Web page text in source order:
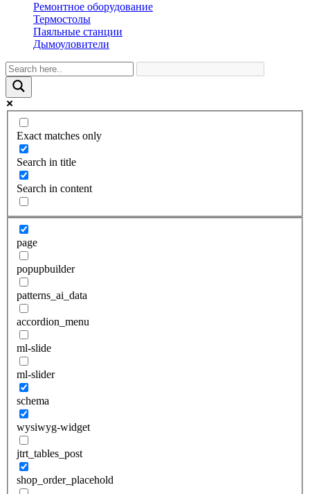
Ремонтное оборудование
Термостолы
Паяльные станции
Дымоуловители
Exact matches only
Search in title
Search in content
page
popupbuilder
patterns_ai_data
accordion_menu
ml-slide
ml-slider
schema
wysiwyg-widget
jtrt_tables_post
shop_order_placehold